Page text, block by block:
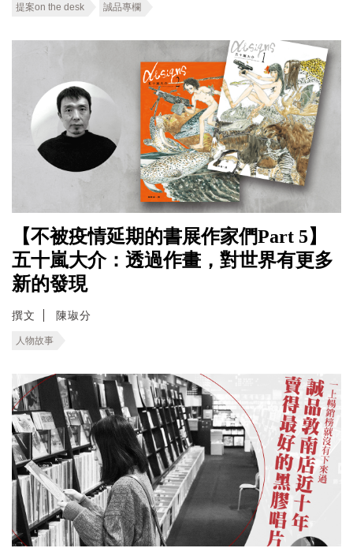
提案on the desk 誠品專欄
【不被疫情延期的書展作家們Part 5】
五十嵐大介：透過作畫，對世界有更多
新的發現
撰文 陳琡分
人物故事